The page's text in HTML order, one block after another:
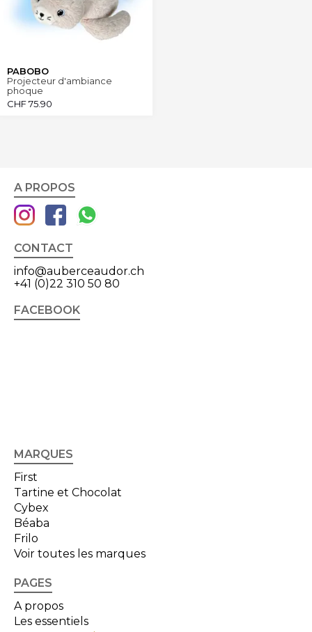
PABOBO
Projecteur d'ambiance
phoque
CHF75.90
A PROPOS
CONTACT
info@auberceaudor.ch
+41 (0)22 310 50 80
FACEBOOK
MARQUES
First
Tartine et Chocolat
Cybex
Béaba
Frilo
Voir toutes les marques
PAGES
A propos
Les essentiels